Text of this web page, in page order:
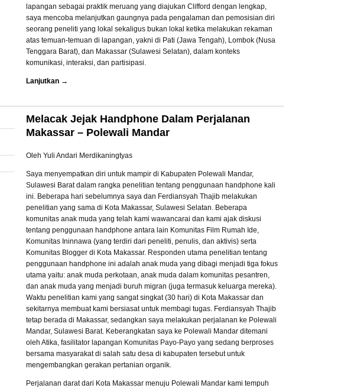
lapangan sebagai praktik meruang yang diajukan Clifford dengan lengkap,
saya mencoba melanjutkan gaungnya pada pengalaman dan pemosisian diri
seorang peneliti yang lokal sekaligus bukan lokal ketika melakukan rekaman
atas temuan-temuan di lapangan, yakni di Pati (Jawa Tengah), Lombok (Nusa
Tenggara Barat), dan Makassar (Sulawesi Selatan), dalam konteks
komunikasi, interaksi, dan partisipasi.
Lanjutkan →
Melacak Jejak Handphone Dalam Perjalanan
Makassar – Polewali Mandar
Oleh Yuli Andari Merdikaningtyas
Saya menyempatkan diri untuk mampir di Kabupaten Polewali Mandar,
Sulawesi Barat dalam rangka penelitian tentang penggunaan handphone kali
ini. Beberapa hari sebelumnya saya dan Ferdiansyah Thajib melakukan
penelitian yang sama di Kota Makassar, Sulawesi Selatan. Beberapa
komunitas anak muda yang telah kami wawancarai dan kami ajak diskusi
tentang penggunaan handphone antara lain Komunitas Film Rumah Ide,
Komunitas Ininnawa (yang terdiri dari peneliti, penulis, dan aktivis) serta
Komunitas Blogger di Kota Makassar. Responden utama penelitian tentang
penggunaan handphone ini adalah anak muda yang dibagi menjadi tiga fokus
utama yaitu: anak muda perkotaan, anak muda dalam komunitas pesantren,
dan anak muda yang menjadi buruh migran (juga termasuk keluarga mereka).
Waktu penelitian kami yang sangat singkat (30 hari) di Kota Makassar dan
sekitarnya membuat kami bersiasat untuk membagi tugas. Ferdiansyah Thajib
tetap berada di Makassar, sedangkan saya melakukan perjalanan ke Polewali
Mandar, Sulawesi Barat. Keberangkatan saya ke Polewali Mandar ditemani
oleh Atika, fasilitator lapangan Komunitas Payo-Payo yang sedang berproses
bersama masyarakat di salah satu desa di kabupaten tersebut untuk
mengembangkan gerakan pertanian organik.
Perjalanan darat dari Kota Makassar menuju Polewali Mandar kami tempuh